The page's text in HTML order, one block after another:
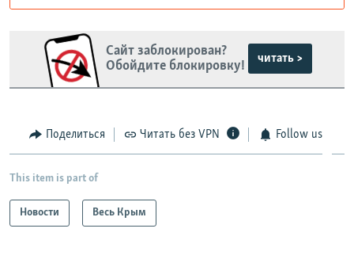
Крым.Реалии
зеркального
сайта: https://d160tnjnoq48uo.cloudfront.net/
установить VPN
Сайт заблокирован?
Обойдите блокировку!
читать >
Поделиться Читать без VPN Follow us
This item is part of
Новости Весь Крым